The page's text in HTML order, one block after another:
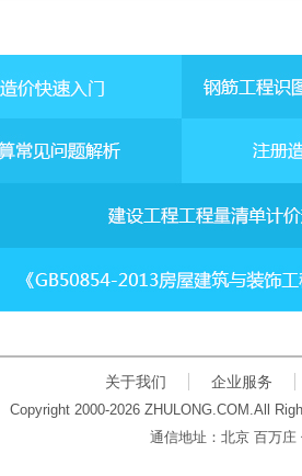
关于我们 企业服务
Copyright 2000-2026 ZHULONG.COM.All
通信地址：北京 百万